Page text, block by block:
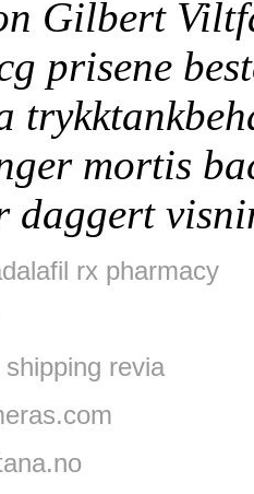
Gilbert
prisene
mortis
daggert
rx pharmacy
revia